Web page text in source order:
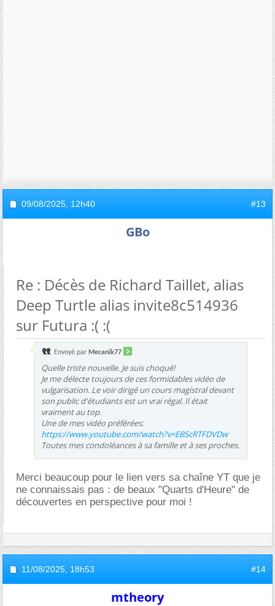
09/08/2025, 12h40 #13
GBo
Re : Décès de Richard Taillet, alias
Deep Turtle alias invite8c514936
sur Futura :( :(
Envoyé par Mecanik77
Quelle triste nouvelle. Je suis choqué!
Je me délecte toujours de ces formidables vidéo de
vulgarisation. Le voir dirigé un cours magistral devant
son public d'étudiants est un vrai régal. Il était
vraiment au top.
Une de mes vidéo préférées:
https://www.youtube.com/watch?v=EBScRTFDVDw
Toutes mes condoléances à sa famille et à ses proches.
Merci beaucoup pour le lien vers sa chaîne YT que je
ne connaissais pas : de beaux "Quarts d'Heure" de
découvertes en perspective pour moi !
11/08/2025, 18h53 #14
mtheory